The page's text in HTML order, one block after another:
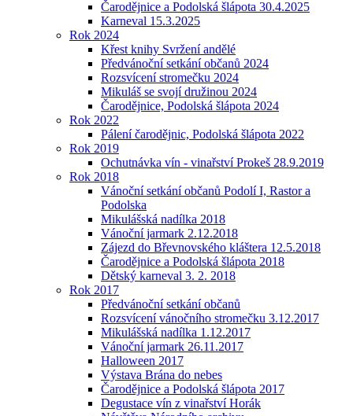
Čarodějnice a Podolská šlápota 30.4.2025
Karneval 15.3.2025
Rok 2024
Křest knihy Svržení andělé
Předvánoční setkání občanů 2024
Rozsvícení stromečku 2024
Mikuláš se svojí družinou 2024
Čarodějnice, Podolská šlápota 2024
Rok 2022
Pálení čarodějnic, Podolská šlápota 2022
Rok 2019
Ochutnávka vín - vinařství Prokeš 28.9.2019
Rok 2018
Vánoční setkání občanů Podolí I, Rastor a
Podolska
Mikulášská nadílka 2018
Vánoční jarmark 2.12.2018
Zájezd do Břevnovského kláštera 12.5.2018
Čarodějnice a Podolská šlápota 2018
Dětský karneval 3. 2. 2018
Rok 2017
Předvánoční setkání občanů
Rozsvícení vánočního stromečku 3.12.2017
Mikulášská nadílka 1.12.2017
Vánoční jarmark 26.11.2017
Halloween 2017
Výstava Brána do nebes
Čarodějnice a Podolská šlápota 2017
Degustace vín z vinařství Horák